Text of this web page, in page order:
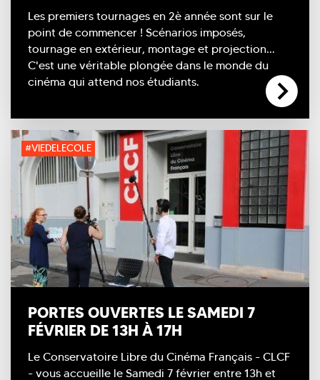
Les premiers tournages en 2è année sont sur le
point de commencer ! Scénarios imposés,
tournage en extérieur, montage et projection...
C'est une véritable plongée dans le monde du
cinéma qui attend nos étudiants.
#VIEDELECOLE
PORTES OUVERTES LE SAMEDI 7
FÉVRIER DE 13H À 17H
Le Conservatoire Libre du Cinéma Français - CLCF
- vous accueille le Samedi 7 février entre 13h et